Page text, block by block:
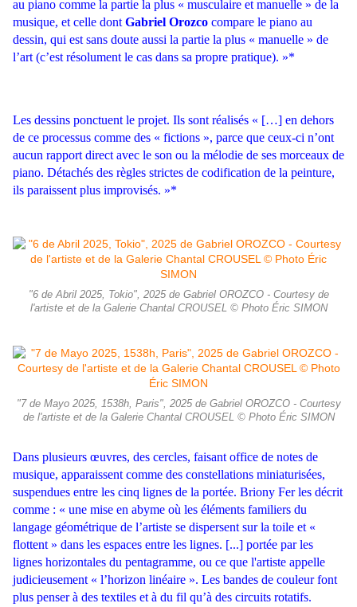
au piano comme la partie la plus « musculaire et manuelle » de la
musique, et celle dont Gabriel Orozco compare le piano au
dessin, qui est sans doute aussi la partie la plus « manuelle » de
l’art (c’est résolument le cas dans sa propre pratique). »*
Les dessins ponctuent le projet. Ils sont réalisés « […] en dehors
de ce processus comme des « fictions », parce que ceux-ci n’ont
aucun rapport direct avec le son ou la mélodie de ses morceaux de
piano. Détachés des règles strictes de codification de la peinture,
ils paraissent plus improvisés. »*
"6 de Abril 2025, Tokio", 2025 de Gabriel OROZCO - Courtesy de
l'artiste et de la Galerie Chantal CROUSEL © Photo Éric SIMON
"7 de Mayo 2025, 1538h, Paris", 2025 de Gabriel OROZCO - Courtesy
de l'artiste et de la Galerie Chantal CROUSEL © Photo Éric SIMON
Dans plusieurs œuvres, des cercles, faisant office de notes de
musique, apparaissent comme des constellations miniaturisées,
suspendues entre les cinq lignes de la portée. Briony Fer les décrit
comme : « une mise en abyme où les éléments familiers du
langage géométrique de l’artiste se dispersent sur la toile et «
flottent » dans les espaces entre les lignes. [...] portée par les
lignes horizontales du pentagramme, ou ce que l'artiste appelle
judicieusement « l’horizon linéaire ». Les bandes de couleur font
plus penser à des textiles et à du fil qu’à des circuits rotatifs.